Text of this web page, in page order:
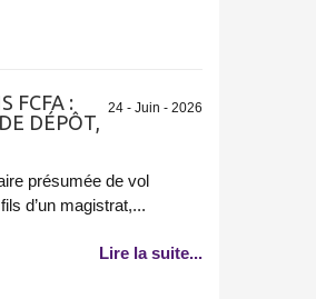
24 - Juin - 2026
FCFA :
DÉPÔT,
présumée de vol
d’un magistrat,...
Lire la suite...